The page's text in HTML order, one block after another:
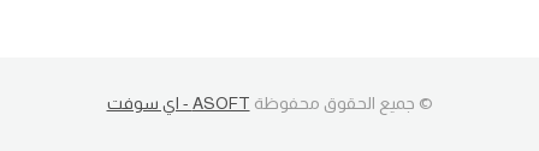
© جميع الحقوق محفوظةASOFT - اي سوفت